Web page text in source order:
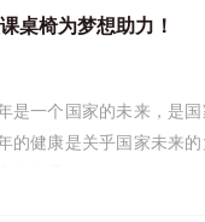
桌椅为梦想助力！
是一个国家的未来，是国
的健康是关乎国家未来
数的课...